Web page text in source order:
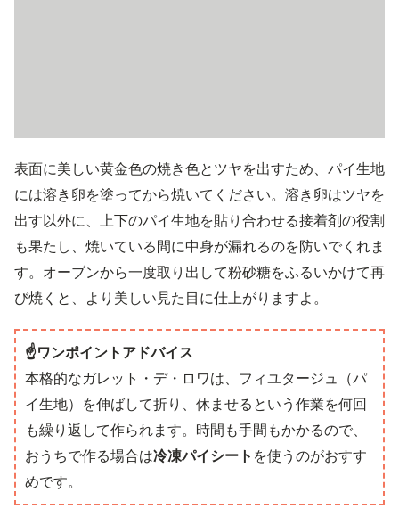
表面に美しい黄金色の焼き色とツヤを出すため、パイ生地
には溶き卵を塗ってから焼いてください。溶き卵はツヤを
出す以外に、上下のパイ生地を貼り合わせる接着剤の役割
も果たし、焼いている間に中身が漏れるのを防いでくれま
す。オーブンから一度取り出して粉砂糖をふるいかけて再
び焼くと、より美しい見た目に仕上がりますよ。
☝️ワンポイントアドバイス
本格的なガレット・デ・ロワは、フィユタージュ（パ
イ生地）を伸ばして折り、休ませるという作業を何回
も繰り返して作られます。時間も手間もかかるので、
おうちで作る場合は冷凍パイシート を使うのがおすす
めです。